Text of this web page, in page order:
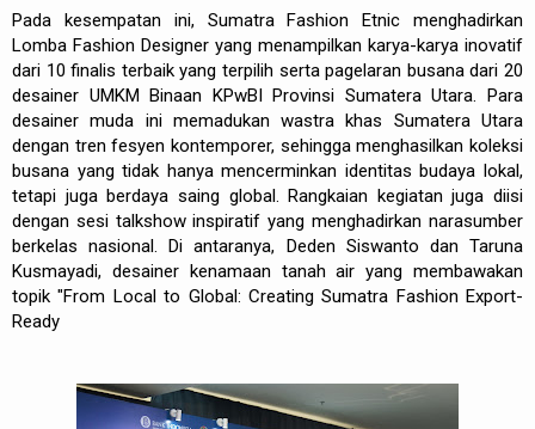
Pada kesempatan ini, Sumatra Fashion Etnic menghadirkan
Lomba Fashion Designer yang menampilkan karya-karya inovatif
dari 10 finalis terbaik yang terpilih serta pagelaran busana dari 20
desainer UMKM Binaan KPwBI Provinsi Sumatera Utara. Para
desainer muda ini memadukan wastra khas Sumatera Utara
dengan tren fesyen kontemporer, sehingga menghasilkan koleksi
busana yang tidak hanya mencerminkan identitas budaya lokal,
tetapi juga berdaya saing global. Rangkaian kegiatan juga diisi
dengan sesi talkshow inspiratif yang menghadirkan narasumber
berkelas nasional. Di antaranya, Deden Siswanto dan Taruna
Kusmayadi, desainer kenamaan tanah air yang membawakan
topik "From Local to Global: Creating Sumatra Fashion Export-
Ready